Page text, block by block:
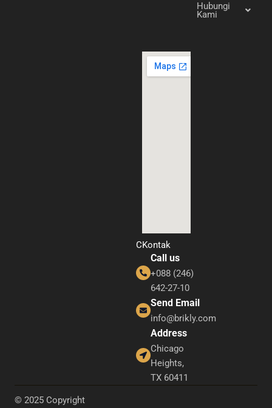
Hubungi
Kami
CKontak
Call us
+088 (246)
642-27-10
Send Email
info@brikly.com
Address
Chicago
Heights,
TX 60411
© 2025 Copyright